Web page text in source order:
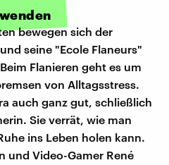
bewegen sich der
seine "Ecole Flaneurs"
Flanieren geht es um
von Alltagsstress.
auch ganz gut, schließlich
Sie verrät, wie man
ins Leben holen kann.
und Video-Gamer René